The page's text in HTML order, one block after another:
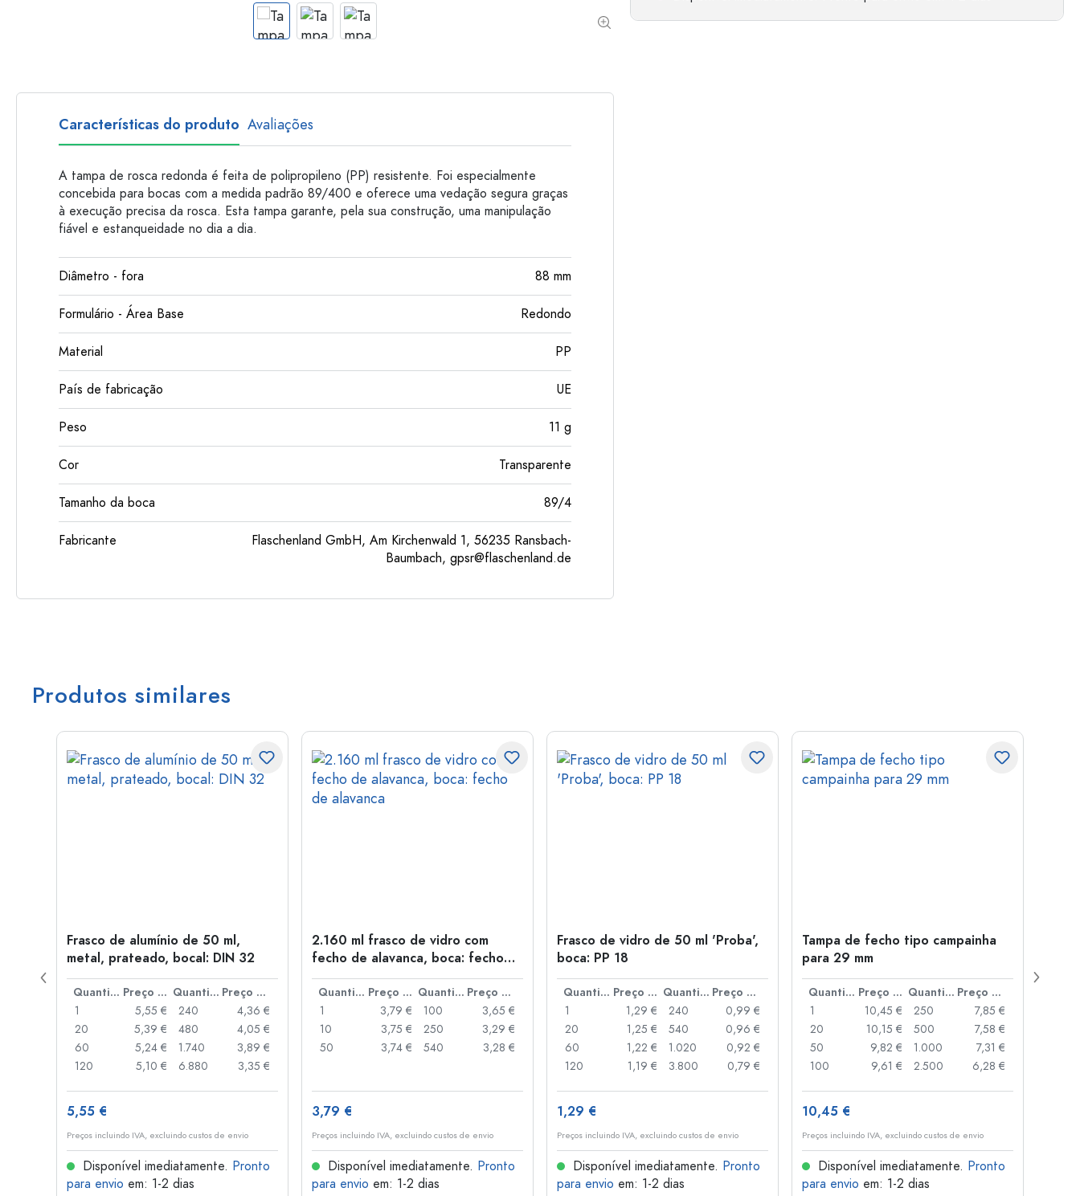
Garrafas de plastico
Características do produto Avaliações
A tampa de rosca redonda é feita de polipropileno (PP) resistente. Foi especialmente
concebida para bocas com a medida padrão 89/400 e oferece uma vedação segura graças
à execução precisa da rosca. Esta tampa garante, pela sua construção, uma manipulação
fiável e estanqueidade no dia a dia.
Diâmetro - fora 88 mm
Formulário - Área Base Redondo
Material PP
País de fabricação UE
Peso 11 g
Cor Transparente
Tamanho da boca 89/4
Fabricante
Flaschenland GmbH, Am Kirchenwald 1, 56235 Ransbach-
Baumbach, gpsr@flaschenland.de
Produtos similares
Frasco de alumínio de 50 ml,
metal, prateado, bocal: DIN 32
Quantidade Preço por peça Quantidade
Preço por peça
1
5,55 €
20
5,39 €
60
5,24 €
120
5,10 €
240
4,36 €
480
4,05 €
1.740
3,89 €
6.880
3,35 €
5,55 €
Preços incluindo IVA, excluindo custos de envio
Disponível imediatamente. Pronto
para envio em: 1-2 dias
2.160 ml frasco de vidro com
fecho de alavanca, boca: fecho
de alavanca
Quantidade Preço por peça Quantidade
Preço por peça
1
3,79 €
10
3,75 €
50
3,74 €
100
3,65 €
250
3,29 €
540
3,28 €
3,79 €
Preços incluindo IVA, excluindo custos de envio
Disponível imediatamente. Pronto
para envio em: 1-2 dias
Frasco de vidro de 50 ml 'Proba',
boca: PP 18
Quantidade Preço por peça Quantidade
Preço por peça
1
1,29 €
20
1,25 €
60
1,22 €
120
1,19 €
240
0,99 €
540
0,96 €
1.020
0,92 €
3.800
0,79 €
1,29 €
Preços incluindo IVA, excluindo custos de envio
Disponível imediatamente. Pronto
para envio em: 1-2 dias
Tampa de fecho tipo campainha
para 29 mm
Quantidade Preço por peça Quantidade
Preço por peça
1
10,45 €
20
10,15 €
50
9,82 €
100
9,61 €
250
7,85 €
500
7,58 €
1.000
7,31 €
2.500
6,28 €
10,45 €
Preços incluindo IVA, excluindo custos de envio
Disponível imediatamente. Pronto
para envio em: 1-2 dias